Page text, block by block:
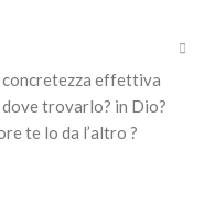
concretezza effettiva
dove trovarlo? in Dio?
te lo da l’altro ?